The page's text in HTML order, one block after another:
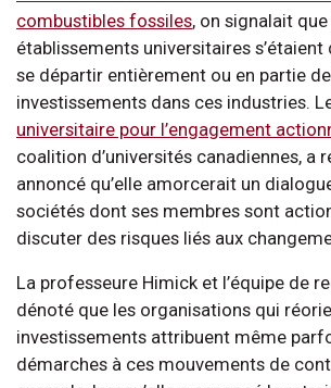
combustibles fossiles, on signalait
établissements universitaires s’étaient
se départir entièrement ou en partie
investissements dans ces industries.
universitaire pour l’engagement
coalition d’universités canadiennes, a
annoncé qu’elle amorcerait un
sociétés dont ses membres sont
discuter des risques liés aux
La professeure Himick et l’équipe de
dénoté que les organisations qui
investissements attribuent même
démarches à ces mouvements de